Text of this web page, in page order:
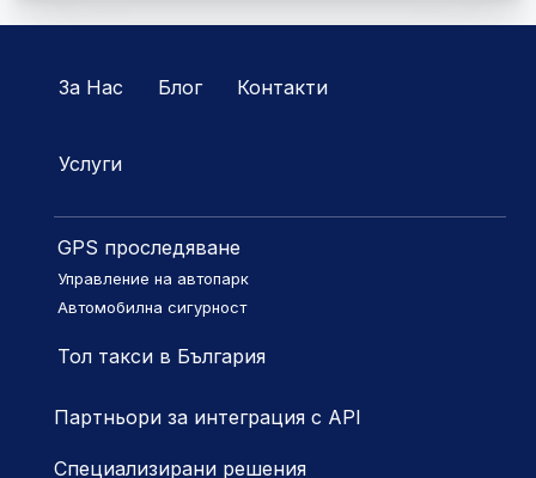
За Нас Блог Контакти
Услуги
GPS проследяване
Управление на автопарк
Автомобилна сигурност
Тол такси в България
Партньори за интеграция с API
Специализирани решения